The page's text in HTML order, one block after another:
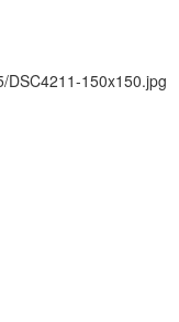
DSC4211-150x150.jpg